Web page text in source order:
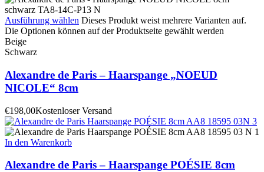
Ausführung wählen Dieses Produkt weist mehrere Varianten auf.
Die Optionen können auf der Produktseite gewählt werden
Beige
Schwarz
Alexandre de Paris – Haarspange „NOEUD
NICOLE“ 8cm
€198,00Kostenloser Versand
In den Warenkorb
Alexandre de Paris – Haarspange POÉSIE 8cm